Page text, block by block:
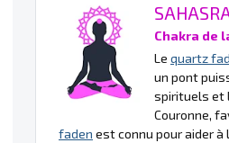
Chakra de
Le quartz
un pont
spirituels et
Couronne,
faden est connu pour aider